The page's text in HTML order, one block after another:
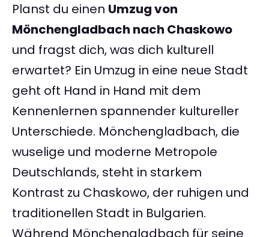
Planst du einen Umzug von
Mönchengladbach nach Chaskowo
und fragst dich, was dich kulturell
erwartet? Ein Umzug in eine neue Stadt
geht oft Hand in Hand mit dem
Kennenlernen spannender kultureller
Unterschiede. Mönchengladbach, die
wuselige und moderne Metropole
Deutschlands, steht in starkem
Kontrast zu Chaskowo, der ruhigen und
traditionellen Stadt in Bulgarien.